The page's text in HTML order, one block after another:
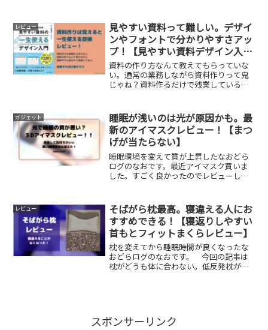
を飲んでいます。私がプロテインを飲む
理由は筋トレをして体を大...
レビュー
見やすい資料って難しい。デザイ
ンやフォントで分かりやすさアッ
プ！【見やすい資料デザイン入門
レビュー】
資料の作り方なんて教えてもらっていな
い。通常の業務しながら資料作りって鬼
じゃね？資料作るだけで残業している
す。筆者である森重湧太さんは大学院座
学中に研究発表のプレゼンが...
ガジェット
睡眠が浅いのは光が原因かも。最
新のアイマスクレビュー！【まつ
げが当たらない】
睡眠環境を変えて質が上昇したなおどら
ログのなおです。最近アイマスク買いま
した。すごく良かったのでレビューしま
に人を踏まないようにライトを付ける。
眩しそう。睡眠時間が浅い...
レビュー
そばがら枕最高。寝違える人にお
すすめできる！【寝返りしやすい
首もとフィットまくらレビュー】
枕を変えてから睡眠時間が良くなったな
おどらログのなおです。 今回の記事は
枕がどうも体に合わない。低反発枕が良
スポンサーリンク